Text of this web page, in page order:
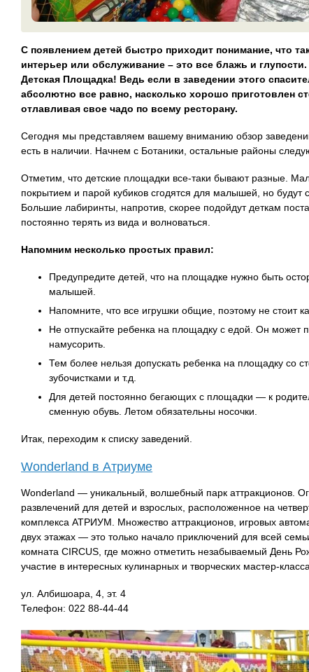
С появлением детей быстро приходит понимание, что
интерьер или обслуживание – это все блажь и
Детская Площадка! Ведь если в заведении этого
абсолютно все равно, насколько хорошо приготовлен
отлавливая свое чадо по всему ресторану.
Сегодня мы представляем вашему вниманию обзор
есть в наличии. Начнем с Ботаники, остальные районы
Отметим, что детские площадки все-таки бывают разные.
покрытием и парой кубиков сгодятся для малышей, но будут
Большие лабиринты, напротив, скорее подойдут деткам
постоянно терять из вида и волноваться.
Напомним несколько простых правил:
Предупредите детей, что на площадке нужно быть
малышей.
Напомните, что все игрушки общие, поэтому не стоит
Не отпускайте ребенка на площадку с едой. Он может
намусорить.
Тем более нельзя допускать ребенка на площадку со
зубочистками и т.д.
Для детей постоянно бегающих с площадки — к
сменную обувь. Летом обязательны носочки.
Итак, переходим к списку заведений.
Wonderland в Атриуме
Wonderland — уникальный, волшебный парк аттракционов.
развлечений для детей и взрослых, расположенное на
комплекса АТРИУМ. Множество аттракционов, игровых
двух этажах — это только начало приключений для всей
комната CIRCUS, где можно отметить незабываемый День
участие в интересных кулинарных и творческих мастер-
ул. Албишоара, 4, эт. 4
Телефон: 022 88-44-44